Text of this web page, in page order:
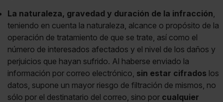
La naturaleza, gravedad y duración de la infracción,
teniendo en cuenta la naturaleza, alcance o propósito de la
operación de tratamiento de que se trate, así como el
número de interesados afectados y el nivel de los daños y
perjuicios que hayan sufrido. Al haberse enviado la
información por correo electrónico, sin estar cifrados los
datos, supone un mayor riesgo de filtración de mismos, no
sólo por el destinatario del correo, sino por cualquier